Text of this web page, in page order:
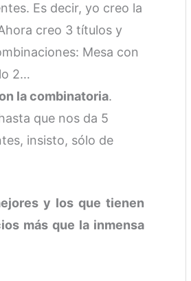
Es decir, yo creo la
creo 3 títulos y
Mesa con
2…
la combinatoria.
que nos da 5
insisto, sólo de
y los que tienen
más que la inmensa